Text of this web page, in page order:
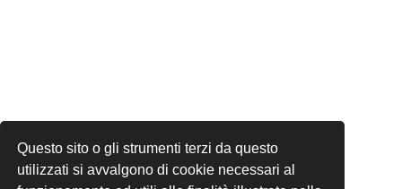
Questo sito o gli strumenti terzi da questo
utilizzati si avvalgono di cookie necessari al